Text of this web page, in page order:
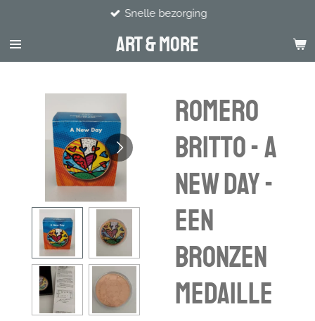
naar
de
Art & more
Snelle bezorging
Romero
Britto - A
New Day -
een
bronzen
medaille